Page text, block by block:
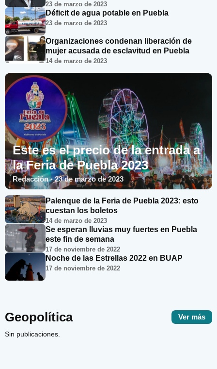
23 de marzo de 2023
Déficit de agua potable en Puebla
23 de marzo de 2023
Organizaciones condenan liberación de
mujer acusada de esclavitud en Puebla
14 de marzo de 2023
Este es el precio de la entrada a
la Feria de Puebla 2023
Redacción · 23 de marzo de 2023
Palenque de la Feria de Puebla 2023: esto
cuestan los boletos
14 de marzo de 2023
Se esperan lluvias muy fuertes en Puebla
este fin de semana
17 de noviembre de 2022
Noche de las Estrellas 2022 en BUAP
17 de noviembre de 2022
Geopolítica Ver más
Sin publicaciones.